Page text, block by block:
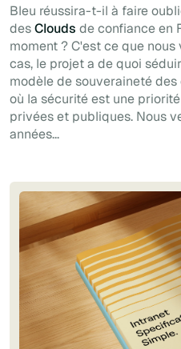
Bleu réussira-t-il à faire
desClouds de confiance en
moment ? C'est ce que nous
cas, le projet a de quoi
modèle de souveraineté
où la sécurité est une
privées et publiques. Nous
années...